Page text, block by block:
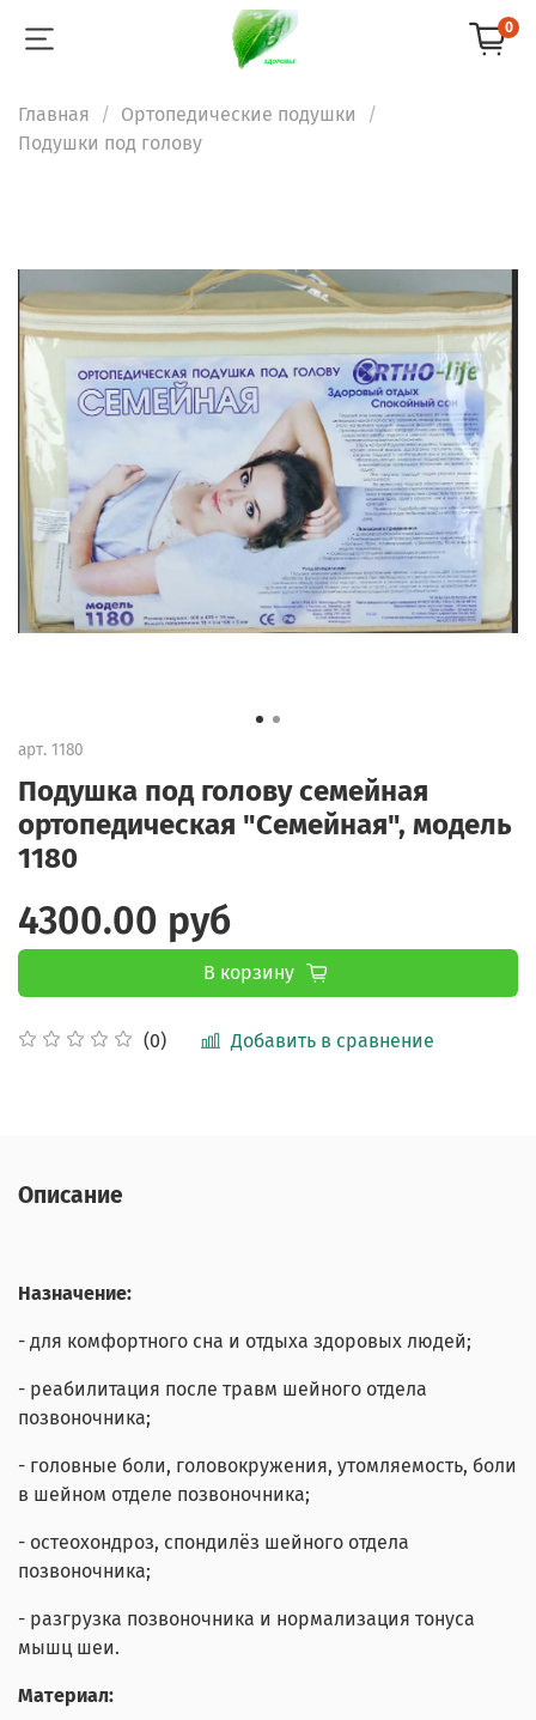
0
Главная
Ортопедические подушки
Подушки под голову
арт. 1180
Подушка под голову семейная
ортопедическая "Семейная", модель
1180
(0) Добавить в сравнение
4300.00 руб
В корзину
Описание
Назначение:
- для комфортного сна и отдыха здоровых людей;
- реабилитация после травм шейного отдела
позвоночника;
- головные боли, головокружения, утомляемость, боли
в шейном отделе позвоночника;
- остеохондроз, спондилёз шейного отдела
позвоночника;
- разгрузка позвоночника и нормализация тонуса
мышц шеи.
Материал: